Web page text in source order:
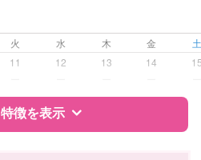
対応
対応
育て経験
火 水 木 金
11 12 13 14
徴を表示